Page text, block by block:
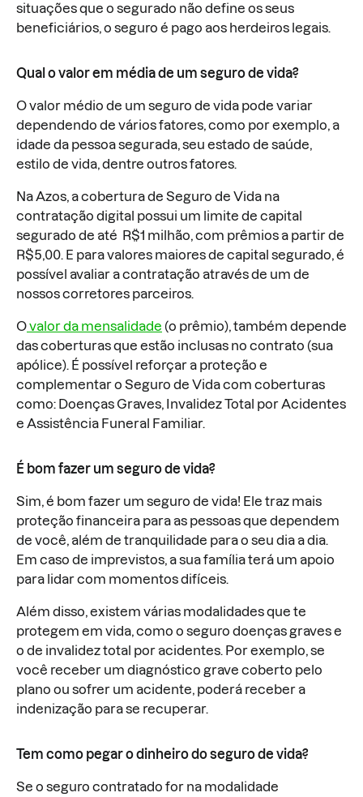
situações que o segurado não define os seus
beneficiários, o seguro é pago aos herdeiros legais.
Qual o valor em média de um seguro de vida?
O valor médio de um seguro de vida pode variar
dependendo de vários fatores, como por exemplo, a
idade da pessoa segurada, seu estado de saúde,
estilo de vida, dentre outros fatores.
Na Azos, a cobertura de Seguro de Vida na
contratação digital possui um limite de capital
segurado de até R$1 milhão, com prêmios a partir de
R$5,00. E para valores maiores de capital segurado, é
possível avaliar a contratação através de um de
nossos corretores parceiros.
Ovalor da mensalidade (o prêmio), também depende
das coberturas que estão inclusas no contrato (sua
apólice). É possível reforçar a proteção e
complementar o Seguro de Vida com coberturas
como: Doenças Graves, Invalidez Total por Acidentes
e Assistência Funeral Familiar.
É bom fazer um seguro de vida?
Sim, é bom fazer um seguro de vida! Ele traz mais
proteção financeira para as pessoas que dependem
de você, além de tranquilidade para o seu dia a dia.
Em caso de imprevistos, a sua família terá um apoio
para lidar com momentos difíceis.
Além disso, existem várias modalidades que te
protegem em vida, como o seguro doenças graves e
o de invalidez total por acidentes. Por exemplo, se
você receber um diagnóstico grave coberto pelo
plano ou sofrer um acidente, poderá receber a
indenização para se recuperar.
Tem como pegar o dinheiro do seguro de vida?
Se o seguro contratado for na modalidade